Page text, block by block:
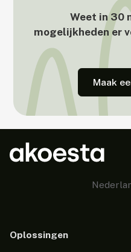
Weet in 30
mogelijkheden er
Maak
Oplossingen